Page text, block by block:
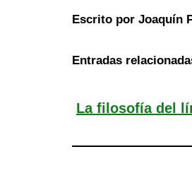
Escrito por Joaquín
Entradas
La filosofía del